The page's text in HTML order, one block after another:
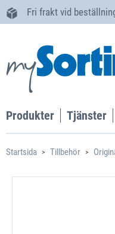
Fri frakt vid
Produkter Tjänster
Startsida Tillbehör